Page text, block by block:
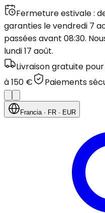
Fermeture estivale :
garanties le vendredi 7
passées avant 08:30.
lundi 17 août.
Livraison gratuite
à 150 €
Paiements
Francia· FR · EUR